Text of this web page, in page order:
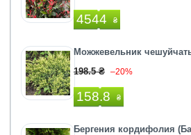
4544 ₴
Можжевельник
198.5 ₴ –20%
158.8 ₴
Бергения кордифолия